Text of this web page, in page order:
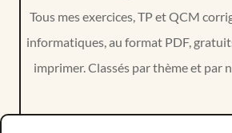
Tous mes exercices, TP et QCM
informatiques, au format PDF,
imprimer. Classés par thème et par